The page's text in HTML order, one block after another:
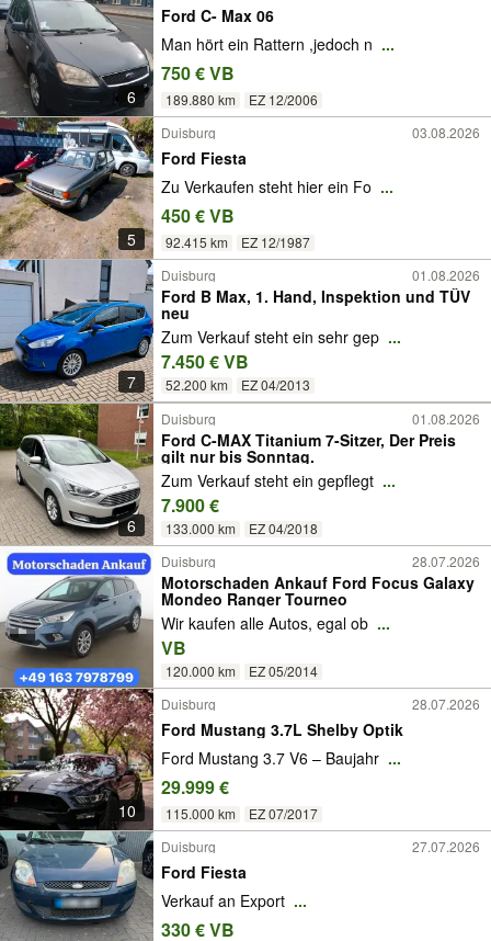
6
Ford C- Max 06
Man hört ein Rattern ,jedoch n ...
750 € VB
189.880 km EZ 12/2006
5
Duisburg 03.08.2026
Ford Fiesta
Zu Verkaufen steht hier ein Fo ...
450 € VB
92.415 km EZ 12/1987
7
Duisburg 01.08.2026
Ford B Max, 1. Hand, Inspektion und TÜV
neu
Zum Verkauf steht ein sehr gep ...
7.450 € VB
52.200 km EZ 04/2013
6
Duisburg 01.08.2026
Ford C-MAX Titanium 7-Sitzer, Der Preis
gilt nur bis Sonntag.
Zum Verkauf steht ein gepflegt ...
7.900 €
133.000 km
EZ 04/2018
Duisburg
28.07.2026
Motorschaden Ankauf Ford Focus Galaxy
Mondeo Ranger Tourneo
Wir kaufen alle Autos, egal ob ...
VB
120.000 km EZ 05/2014
10
Duisburg 28.07.2026
Ford Mustang 3.7L Shelby Optik
Ford Mustang 3.7 V6 – Baujahr ...
29.999 €
115.000 km
EZ 07/2017
Duisburg
27.07.2026
Ford Fiesta
Verkauf an Export ...
330 € VB